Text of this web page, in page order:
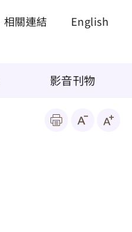
相關連結 English
影音刊物